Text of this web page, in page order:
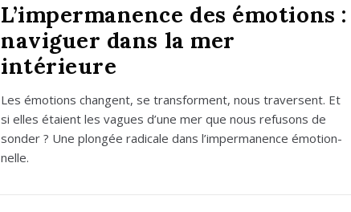
L’impermanence des émotions :
naviguer dans la mer
intérieure
Les émo­tions changent, se trans­forment, nous tra­versent. Et
si elles étaient les vagues d’une mer que nous refu­sons de
son­der ? Une plon­gée radi­cale dans l’impermanence émo­tion­
nelle.